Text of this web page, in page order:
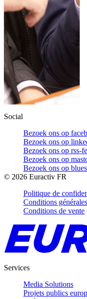
Social
Bezoek ons op
Bezoek ons op
Bezoek ons op rss-
Bezoek ons op
Bezoek ons op
© 2026 Euractiv FR
Politique de
Conditions générales
Conditions de vente
Services
Media Solutions
Projets publics